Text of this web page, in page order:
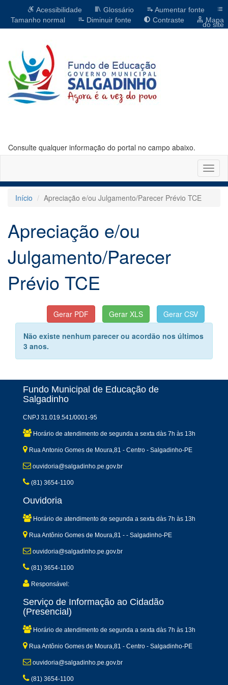
Acessibilidade Glossário
Aumentar fonte
Tamanho normal
Diminuir fonte Contraste Mapa
do site
Consulte qualquer informação do portal no campo abaixo.
Início
Apreciação e/ou Julgamento/Parecer Prévio TCE
Apreciação e/ou
Julgamento/Parecer
Prévio TCE
Não existe nenhum parecer ou acordão nos últimos
3 anos.
Fundo Municipal de Educação de
Salgadinho
CNPJ 31.019.541/0001-95
Horário de atendimento de segunda a sexta dàs 7h às 13h
Rua Antonio Gomes de Moura,81 - Centro - Salgadinho-PE
ouvidoria@salgadinho.pe.gov.br
(81) 3654-1100
Ouvidoria
Horário de atendimento de segunda a sexta dàs 7h às 13h
Rua Antônio Gomes de Moura,81 - - Salgadinho-PE
ouvidoria@salgadinho.pe.gov.br
(81) 3654-1100
Responsável:
Serviço de Informação ao Cidadão
(Presencial)
Horário de atendimento de segunda a sexta dàs 7h às 13h
Rua Antônio Gomes de Moura,81 - Centro - Salgadinho-PE
ouvidoria@salgadinho.pe.gov.br
(81) 3654-1100